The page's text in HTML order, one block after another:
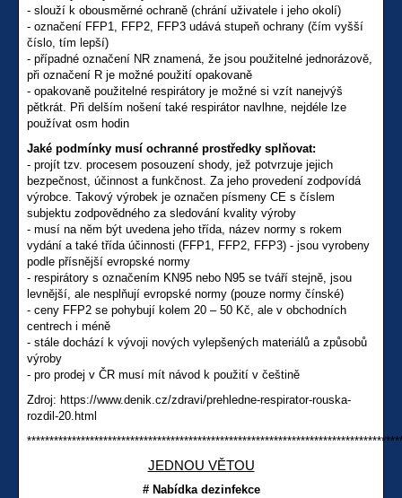
- slouží k obousměrné ochraně (chrání uživatele i jeho okolí)
- označení FFP1, FFP2, FFP3 udává stupeň ochrany (čím vyšší
číslo, tím lepší)
- případné označení NR znamená, že jsou použitelné jednorázově,
při označení R je možné použití opakovaně
- opakovaně použitelné respirátory je možné si vzít nanejvýš
pětkrát. Při delším nošení také respirátor navlhne, nejdéle lze
používat osm hodin
Jaké podmínky musí ochranné prostředky splňovat:
- projít tzv. procesem posouzení shody, jež potvrzuje jejich
bezpečnost, účinnost a funkčnost. Za jeho provedení zodpovídá
výrobce. Takový výrobek je označen písmeny CE s číslem
subjektu zodpovědného za sledování kvality výroby
- musí na něm být uvedena jeho třída, název normy s rokem
vydání a také třída účinnosti (FFP1, FFP2, FFP3) - jsou vyrobeny
podle přísnější evropské normy
- respirátory s označením KN95 nebo N95 se tváří stejně, jsou
levnější, ale nesplňují evropské normy (pouze normy čínské)
- ceny FFP2 se pohybují kolem 20 – 50 Kč, ale v obchodních
centrech i méně
- stále dochází k vývoji nových vylepšených materiálů a způsobů
výroby
- pro prodej v ČR musí mít návod k použití v češtině
Zdroj: https://www.denik.cz/zdravi/prehledne-respirator-rouska-
rozdil-20.html
JEDNOU VĚTOU
# Nabídka dezinfekce